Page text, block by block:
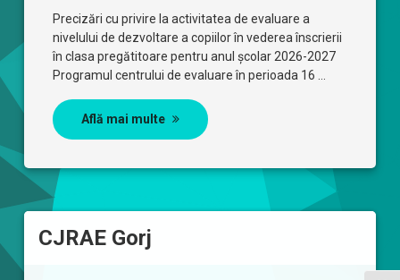
Precizări cu privire la activitatea de evaluare a
nivelului de dezvoltare a copiilor în vederea înscrierii
în clasa pregătitoare pentru anul școlar 2026-2027
Programul centrului de evaluare în perioada 16 …
Află mai multe
CJRAE Gorj